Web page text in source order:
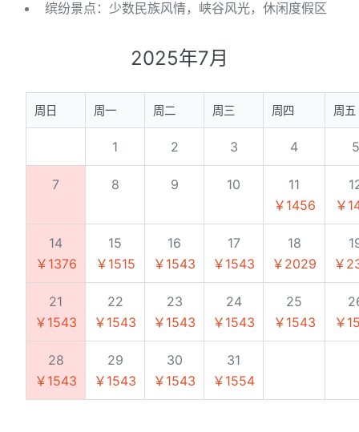
缤纷景点：少数民族风情，峡谷风光，休闲度假区
2025年7月
周日 周一 周二 周三 周四 周五
1 2 3 4 5
7 8 9 10
11
￥1456
￥
14
￥1376
15
￥1515
16
￥1543
17
￥1543
18
￥2029
￥
21
￥1543
22
￥1543
23
￥1543
24
￥1543
25
￥1543
￥
28
￥1543
29
￥1543
30
￥1543
31
￥1554